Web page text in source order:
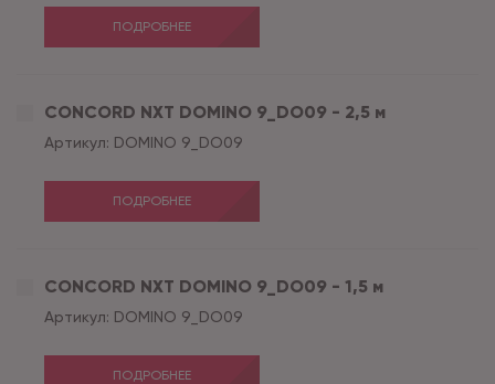
ПОДРОБНЕЕ
CONCORD NXT DOMINO 9_DO09 - 2,5 м
Артикул: DOMINO 9_DO09
ПОДРОБНЕЕ
CONCORD NXT DOMINO 9_DO09 - 1,5 м
Артикул: DOMINO 9_DO09
ПОДРОБНЕЕ